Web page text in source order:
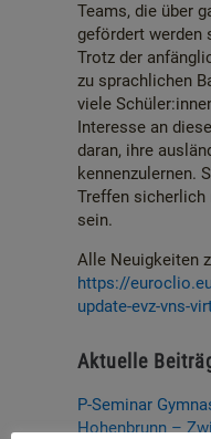
Teams, die über
gefördert werden
Trotz der
zu sprachlichen
viele
Interesse an
daran, ihre
kennenzulernen.
Treffen sicherlich
sein.
Alle Neuigkeiten
https://
update-evz-vns-
Aktuelle
P-Seminar
Hohenbrunn –